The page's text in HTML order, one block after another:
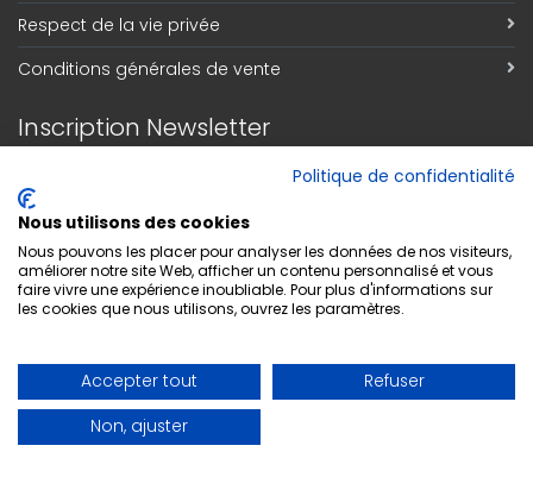
Respect de la vie privée
Conditions générales de vente
Inscription Newsletter
S'abonner
Politique de confidentialité
Nous utilisons des cookies
Nous pouvons les placer pour analyser les données de nos visiteurs,
améliorer notre site Web, afficher un contenu personnalisé et vous
faire vivre une expérience inoubliable. Pour plus d'informations sur
les cookies que nous utilisons, ouvrez les paramètres.
Accepter tout
Refuser
Non, ajuster